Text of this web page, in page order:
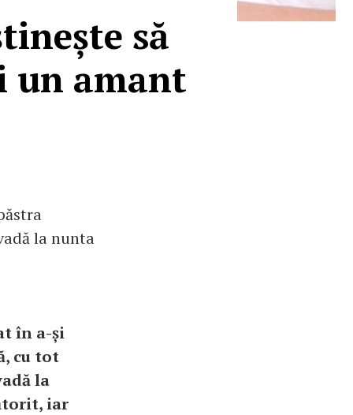
să
un amant
la nunta
în a-și
cu tot
la
iar